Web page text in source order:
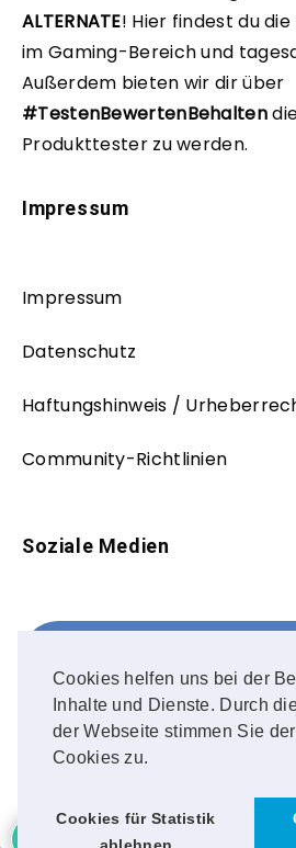
Cookies helfen uns bei der
Inhalte und Dienste. Durch
der Webseite stimmen Sie
Cookies zu.
Cookies für Statistik
ALTERNATE! Hier findest du
im Gaming-Bereich und
Außerdem bieten wir dir über
#TestenBewertenBehalten
Produkttester zu werden.
Impressum
Impressum
Datenschutz
Haftungshinweis /
Community-Richtlinien
Soziale Medien
FOLLOW ME!
Instagram
OUR PHOTOS!